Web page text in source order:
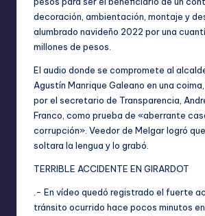
decoración, ambientación, montaje y
alumbrado navideño 2022 por una
millones de pesos.
El audio donde se compromete al
Agustín Manrique Galeano en una
por el secretario de Transparencia,
Franco, como prueba de «aberrante
corrupción». Veedor de Melgar logró
soltara la lengua y lo grabó.
TERRIBLE ACCIDENTE EN GIRARDOT
.- En vídeo quedó registrado el fuerte
tránsito ocurrido hace pocos minutos